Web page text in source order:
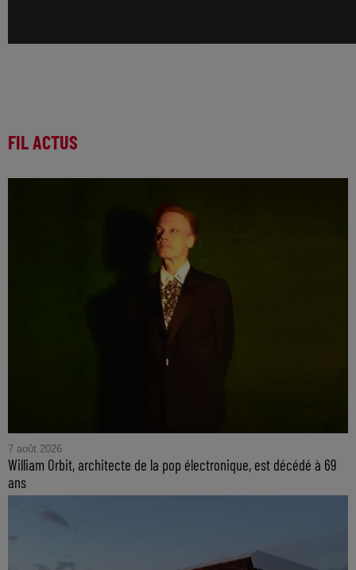
FIL ACTUS
7 août 2026
William Orbit, architecte de la pop électronique, est décédé à 69
ans